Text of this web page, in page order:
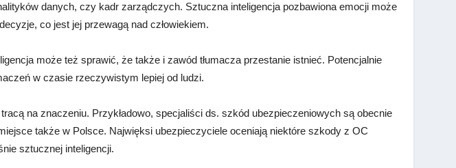
danych, czy kadr zarządczych. Sztuczna inteligencja pozbawiona emocji może
co jest jej przewagą nad człowiekiem.
może też sprawić, że także i zawód tłumacza przestanie istnieć. Potencjalnie
w czasie rzeczywistym lepiej od ludzi.
na znaczeniu. Przykładowo, specjaliści ds. szkód ubezpieczeniowych są obecnie
także w Polsce. Najwięksi ubezpieczyciele oceniają niektóre szkody z OC
sztucznej inteligencji.